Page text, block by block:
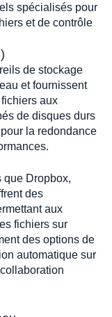
spécialisés pour
et de contrôle
de stockage
et fournissent
aux
de disques durs
pour la redondance
que Dropbox,
des
aux
fichiers sur
des options de
automatique sur